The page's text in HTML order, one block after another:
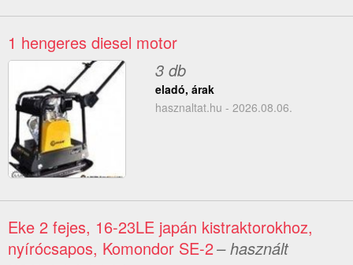
1 hengeres diesel motor
3 db
eladó, árak
hasznaltat.hu - 2026.08.06.
Eke 2 fejes, 16-23LE japán kistraktorokhoz,
nyírócsapos, Komondor SE-2– használt